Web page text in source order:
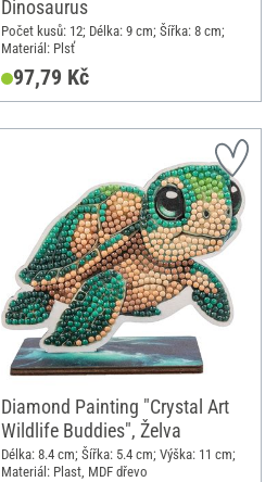
Dinosaurus
Počet kusů: 12; Délka: 9 cm; Šířka: 8 cm;
Materiál: Plsť
97,79 Kč
Diamond Painting "Crystal Art
Wildlife Buddies", Želva
Délka: 8.4 cm; Šířka: 5.4 cm; Výška: 11 cm;
Materiál: Plast, MDF dřevo